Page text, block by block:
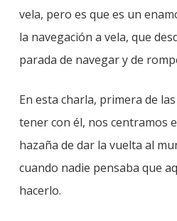
vela, pero es que es un
la navegación a vela, que
parada de navegar y de
En esta charla, primera de
tener con él, nos centramos
hazaña de dar la vuelta al
cuando nadie pensaba que
hacerlo.